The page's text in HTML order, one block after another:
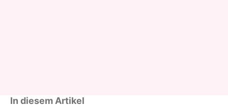
In diesem Artikel